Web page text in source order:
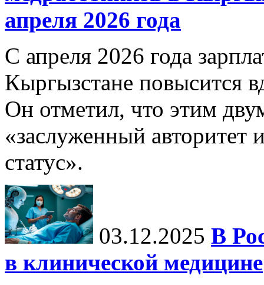
апреля 2026 года
С апреля 2026 года
Кыргызстане повысится
Он отметил, что этим
«заслуженный
статус».
03.12.2025 В
в клинической медицине